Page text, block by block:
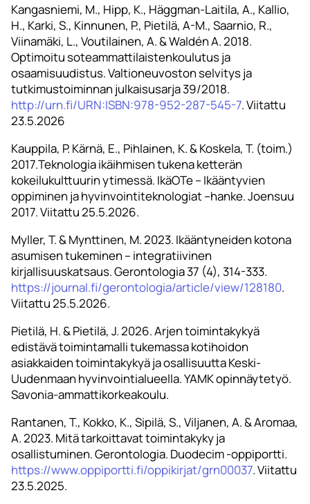
Kangasniemi, M., Hipp, K., Häggman-Laitila, A., Kallio,
H., Karki, S., Kinnunen, P., Pietilä, A-M., Saarnio, R.,
Viinamäki, L., Voutilainen, A. & Waldén A. 2018.
Optimoitu soteammattilaistenkoulutus ja
osaamisuudistus. Valtioneuvoston selvitys ja
tutkimustoiminnan julkaisusarja 39/2018.
http://urn.fi/URN:ISBN:978-952-287-545-7. Viitattu
23.5.2026
Kauppila, P. Kärnä, E., Pihlainen, K. & Koskela, T. (toim.)
2017.Teknologia ikäihmisen tukena ketterän
kokeilukulttuurin ytimessä. IkäOTe – Ikääntyvien
oppiminen ja hyvinvointiteknologiat –hanke. Joensuu
2017. Viitattu 25.5.2026.
Myller, T. & Mynttinen, M. 2023. Ikääntyneiden kotona
asumisen tukeminen – integratiivinen
kirjallisuuskatsaus. Gerontologia 37 (4), 314-333.
https://journal.fi/gerontologia/article/view/128180.
Viitattu 25.5.2026.
Pietilä, H. & Pietilä, J. 2026. Arjen toimintakykyä
edistävä toimintamalli tukemassa kotihoidon
asiakkaiden toimintakykyä ja osallisuutta Keski-
Uudenmaan hyvinvointialueella. YAMK opinnäytetyö.
Savonia-ammattikorkeakoulu.
Rantanen, T., Kokko, K., Sipilä, S., Viljanen, A. & Aromaa,
A. 2023. Mitä tarkoittavat toimintakyky ja
osallistuminen. Gerontologia. Duodecim -oppiportti.
https://www.oppiportti.fi/oppikirjat/grn00037. Viitattu
23.5.2025.